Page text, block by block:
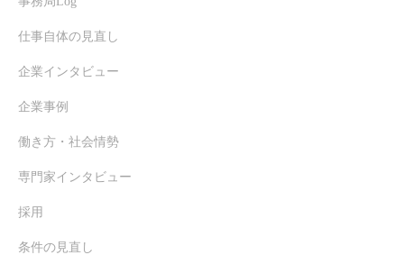
仕事自体の見直し
企業インタビュー
企業事例
働き方・社会情勢
専門家インタビュー
採用
条件の見直し